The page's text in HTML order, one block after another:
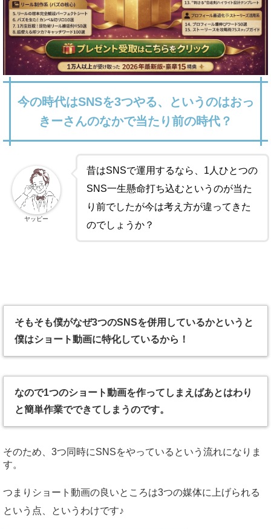
今の時代はSNSを3つやる、というのはおっ
きーさんのなかで当たり前の時代？
昔はSNSで運用するなら、1人ひとつの
SNS一生懸命打ち込むというのが当た
り前でしたが今は考え方が違ってきた
のでしょうか？
ヤッピー
そもそも僕がなぜ3つのSNSを併用しているかというと
僕はショート動画に特化しているから！
なので1つのショート動画を作ってしまえばあとはわり
と簡単作業でできてしまうのです。
そのため、3つ同時にSNSをやっているという流れになりま
す。
つまりショート動画の良いところは3つの媒体に上げられる
という点、というわけです♪